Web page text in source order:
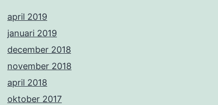
april 2019
januari 2019
december 2018
november 2018
april 2018
oktober 2017